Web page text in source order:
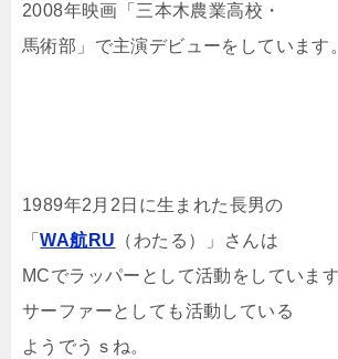
2008年映画「三本木農業高校・
馬術部」で主演デビューをしています。
1989年2月2日に生まれた長男の
「WA航RU （わたる）」さんは
MCでラッパーとして活動をしています
サーファーとしても活動している
ようでうｓね。